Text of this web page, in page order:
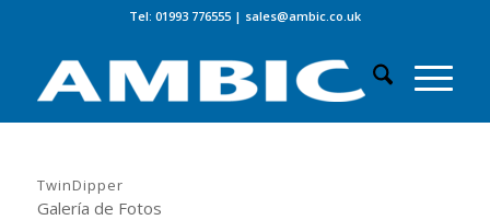
Tel: 01993 776555| sales@ambic.co.uk
TwinDipper
Galería de Fotos